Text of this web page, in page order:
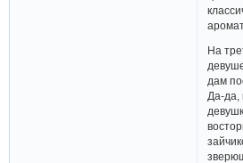
любят
На
дам
Да-да,